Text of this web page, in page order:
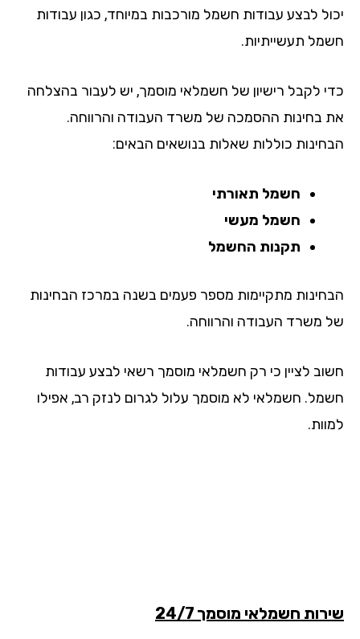
לבצע עבודות חשמל מורכבות במיוחד, כגון עבודות
תעשייתיות.
לקבל רישיון של חשמלאי מוסמך, יש לעבור בהצלחה
בחינות ההסמכה של משרד העבודה והרווחה.
כוללות שאלות בנושאים הבאים:
חשמל תאורתי
חשמל מעשי
תקנות החשמל
מתקיימות מספר פעמים בשנה במרכז הבחינות
משרד העבודה והרווחה.
לציין כי רק חשמלאי מוסמך רשאי לבצע עבודות
חשמלאי לא מוסמך עלול לגרום לנזק רב, אפילו
חשמלאי מוסמך 24/7